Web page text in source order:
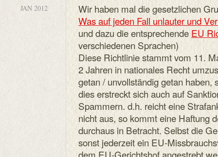
JAN 2012
Wir haben mal die gesetzlichen
Was auf jeden Fall unlauter und
und dazu die entsprechende EU
verschiedenen Sprachen)
Diese Richtlinie stammt vom 11.
2 Jahren in nationales Recht
getan / unvollständig getan haben,
dies erstreckt sich auch auf
Spammern. d.h. reicht eine
nicht aus, so kommt eine Haftung
durchaus in Betracht. Selbst die
sonst jederzeit ein EU-
dem EU-Gerichtshof angestrebt